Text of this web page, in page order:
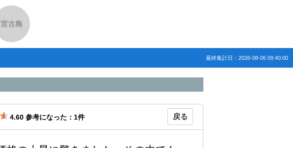
宮古島
最終集計日：2026-08-06 09:40:00
4.60 参考になった： 1件 戻る